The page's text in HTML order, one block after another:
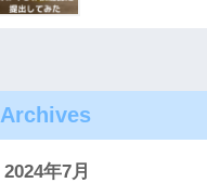
Archives
2024年7月